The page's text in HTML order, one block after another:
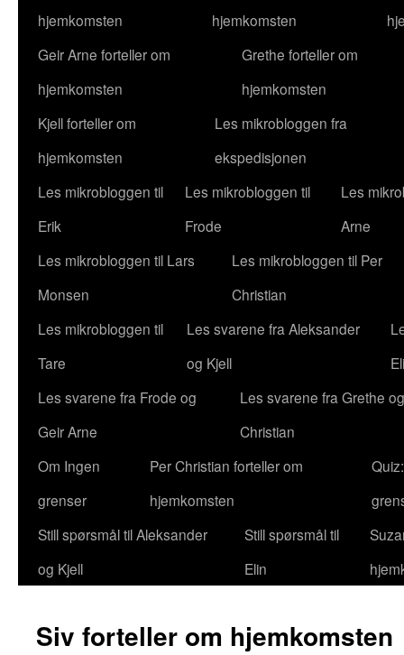
hjemkomsten
hjemkomsten
Geir Arne forteller om
hjemkomsten
Grethe forteller om
hjemkomsten
Kjell forteller om
hjemkomsten
Les mikrobloggen fra
ekspedisjonen
Les mikrobloggen til
Erik
Les mikrobloggen til
Frode
Les
Arne
Les mikrobloggen til Lars
Monsen
Les mikrobloggen til Per
Christian
Les mikrobloggen til
Tare
Les svarene fra Aleksander
og Kjell
Les svarene fra Frode og
Geir Arne
Les svarene fra Grethe
Christian
Om Ingen
grenser
Per Christian forteller om
hjemkomsten
Still spørsmål til Aleksander
og Kjell
Still spørsmål til
Elin
Siv forteller om hjemkomsten